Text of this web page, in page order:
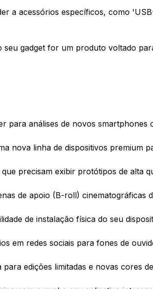
a acessórios específicos, como
gadget for um produto voltado
para análises de novos smartphones
nova linha de dispositivos premium
precisam exibir protótipos de alta
de apoio (B-roll) cinematográficas
de instalação física do seu
em redes sociais para fones de
edições limitadas e novas cores